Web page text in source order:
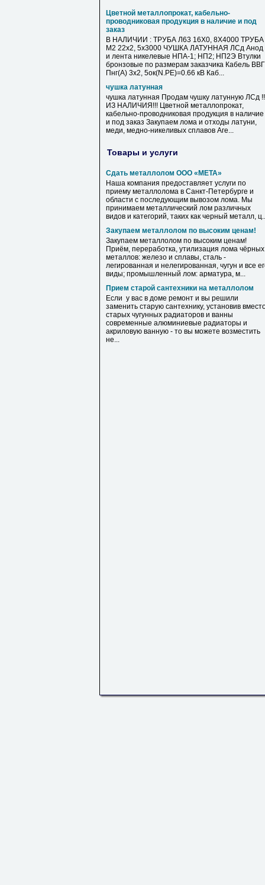
Цветной металлопрокат, кабельно-
проводниковая продукция в наличие и под
заказ
В НАЛИЧИИ : ТРУБА Л63 16Х0, 8Х4000 ТРУБА
М2 22х2, 5х3000 ЧУШКА ЛАТУННАЯ ЛСд Анод
и лента никелевые НПА-1; НП2; НП2Э Втулки
бронзовые по размерам заказчика Кабель
Пнг(А) 3х2, 5ок(N.PE)=0.66 кВ Каб...
чушка латунная
чушка латунная Продам чушку латунную ЛСд
ИЗ НАЛИЧИЯ!!! Цветной металлопрокат,
кабельно-проводниковая продукция в наличие
и под заказ Закупаем лома и отходы латуни,
меди, медно-никеливых сплавов Аге...
Товары и услуги
Сдать металлолом ООО «МЕТА»
Наша компания предоставляет услуги по
приему металлолома в Санкт-Петербурге и
области с последующим вывозом лома. Мы
принимаем металлический лом различных
видов и категорий, таких как черный металл,
Закупаем металлолом по высоким ценам!
Закупаем металлолом по высоким ценам!
Приём, переработка, утилизация лома чёрных
металлов: железо и сплавы, сталь -
легированная и нелегированная, чугун и все
виды; промышленный лом: арматура, м...
Прием старой сантехники на металлолом
Если у вас в доме ремонт и вы решили
заменить старую сантехнику, установив
старых чугунных радиаторов и ванны
современные алюминиевые радиаторы и
акриловую ванную - то вы можете возместить
не...